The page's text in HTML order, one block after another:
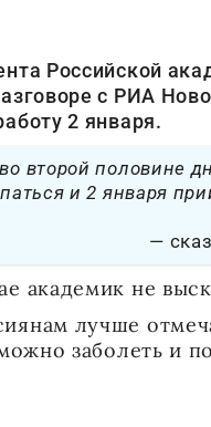
Российской
с РИА
2 января.
второй половине
и 2 января
академик не
лучше
заболеть и